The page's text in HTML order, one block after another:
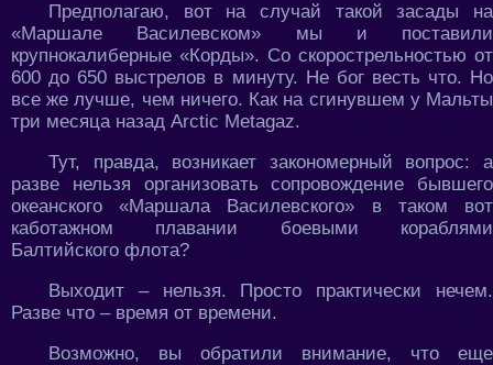
Предполагаю, вот на случай такой засады на
«Маршале Василевском» мы и поставили
крупнокалиберные «Корды». Со скорострельностью от
600 до 650 выстрелов в минуту. Не бог весть что. Но
все же лучше, чем ничего. Как на сгинувшем у Мальты
три месяца назад Arctic Metagaz.
Тут, правда, возникает закономерный вопрос: а
разве нельзя организовать сопровождение бывшего
океанского «Маршала Василевского» в таком вот
каботажном плавании боевыми кораблями
Балтийского флота?
Выходит – нельзя. Просто практически нечем.
Разве что – время от времени.
Возможно, вы обратили внимание, что еще